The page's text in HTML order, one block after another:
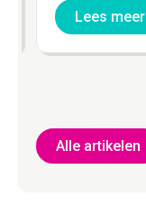
Lees meer
Alle artikelen